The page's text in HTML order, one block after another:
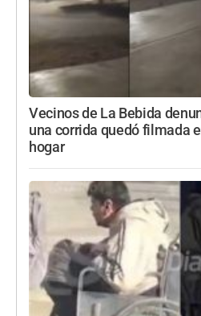
Vecinos de La Bebida
una corrida quedó filmada
hogar